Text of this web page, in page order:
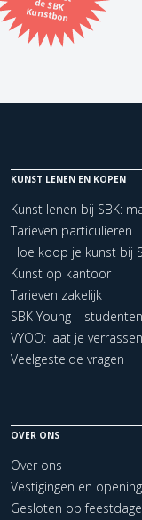
Kunstbon
Kunstenaar
Kerncollectie
1 items. Pagina: 1
KUNST LENEN EN KOPEN
Kunst lenen bij SBK:
Tarieven particulieren
Hoe koop je kunst bij
Kunst op kantoor
Tarieven zakelijk
SBK Young –
VYOO: laat je verrassen
Veelgestelde vragen
OVER ONS
Over ons
Vestigingen en
Gesloten op